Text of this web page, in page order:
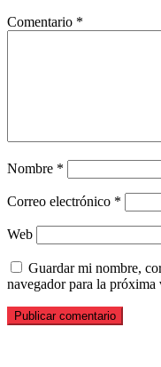
Comentario *
Nombre *
Correo electrónico *
Web
Guardar mi nombre,
navegador para la próxima